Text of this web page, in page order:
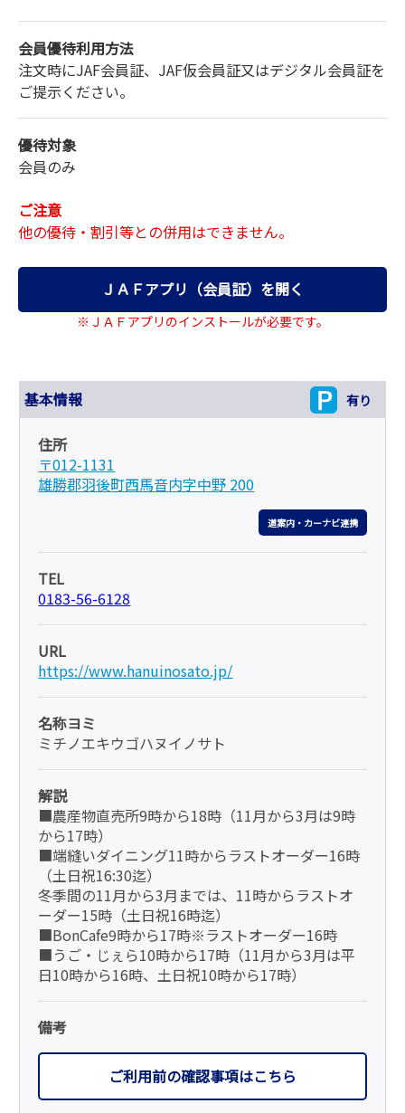
会員優待利用方法
注文時にJAF会員証、JAF仮会員証又はデジタル会員証を
ご提示ください。
優待対象
会員のみ
ご注意
他の優待・割引等との併用はできません。
ＪＡＦアプリ（会員証）を開く
※ＪＡＦアプリのインストールが必要です。
基本情報 有り
住所
〒012-1131
雄勝郡羽後町西馬音内字中野 200
道案内・カーナビ連携
TEL
0183-56-6128
URL
https://www.hanuinosato.jp/
名称ヨミ
ミチノエキウゴハヌイノサト
解説
■農産物直売所9時から18時（11月から3月は9時
から17時）
■端縫いダイニング11時からラストオーダー16時
（土日祝16:30迄）
冬季間の11月から3月までは、11時からラストオ
ーダー15時（土日祝16時迄）
■BonCafe9時から17時※ラストオーダー16時
■うご・じぇら10時から17時（11月から3月は平
日10時から16時、土日祝10時から17時）
備考
ご利用前の確認事項はこちら